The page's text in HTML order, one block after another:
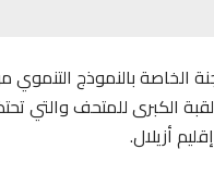
بالنموذج
الكبرى للمتحف والتي
أزيلال.